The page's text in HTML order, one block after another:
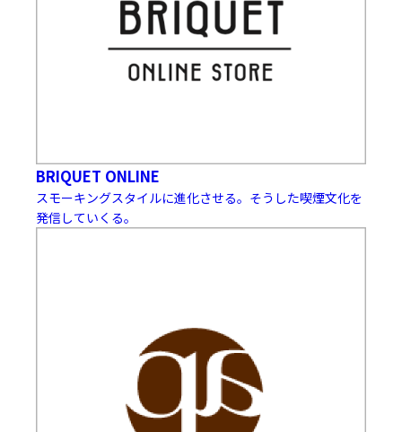
BRIQUET ONLINE
スモーキングスタイルに進化させる。そうした喫煙文化を
発信していくる。